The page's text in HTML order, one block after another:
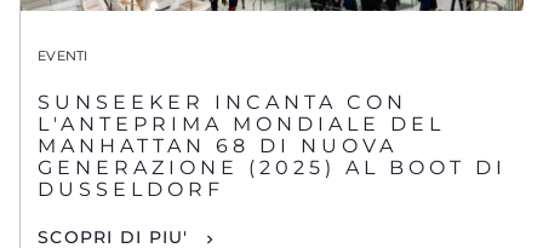
EVENTI
SUNSEEKER INCANTA CON
L'ANTEPRIMA MONDIALE DEL
MANHATTAN 68 DI NUOVA
GENERAZIONE (2025) AL BOOT DI
DUSSELDORF
SCOPRI DI PIU'